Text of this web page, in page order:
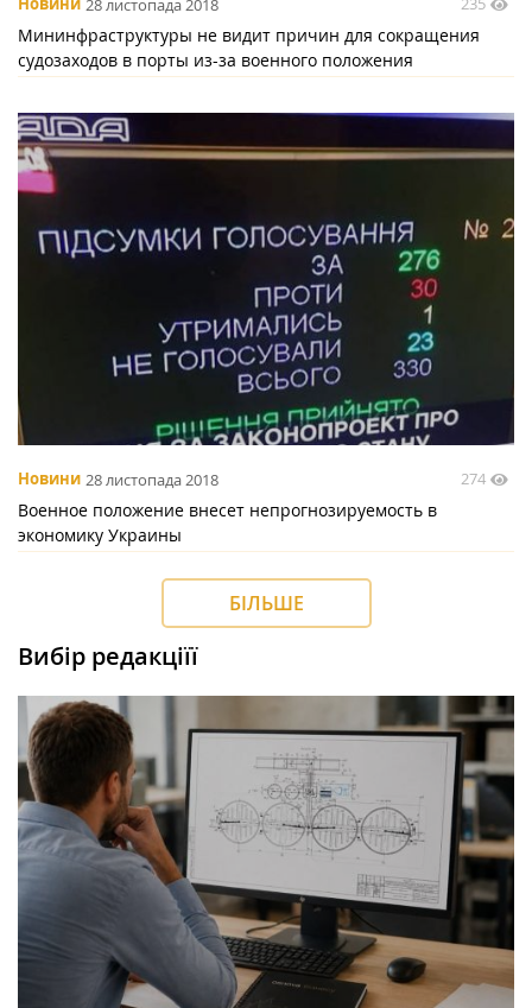
Новини 28 листопада 2018
Мининфраструктуры не видит причин для сокращения
судозаходов в порты из-за военного положения
Новини 28 листопада 2018 274
Военное положение внесет непрогнозируемость в
экономику Украины
БІЛЬШЕ
Вибір редакціїї